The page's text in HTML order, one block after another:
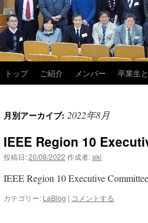
テ
トップ ご紹介 メンバー 卒業生
月別アーカイブ: 2022年8月
IEEE Region 10
投稿日:20/08/2022 作成者:aki
IEEE Region 10 Executive
カテゴリー: LaBlog | コメントする